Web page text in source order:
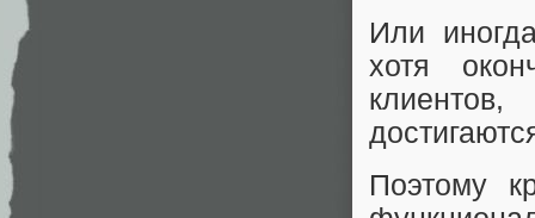
Или
хотя
Поэтому